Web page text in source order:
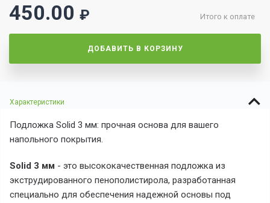
Итого к оплате
450.00 ₽
ДОБАВИТЬ В КОРЗИНУ
Характеристики
Подложка Solid 3 мм: прочная основа для вашего
напольного покрытия.
Solid 3 мм - это высококачественная подложка из
экструдированного пенополистирола, разработанная
специально для обеспечения надежной основы под